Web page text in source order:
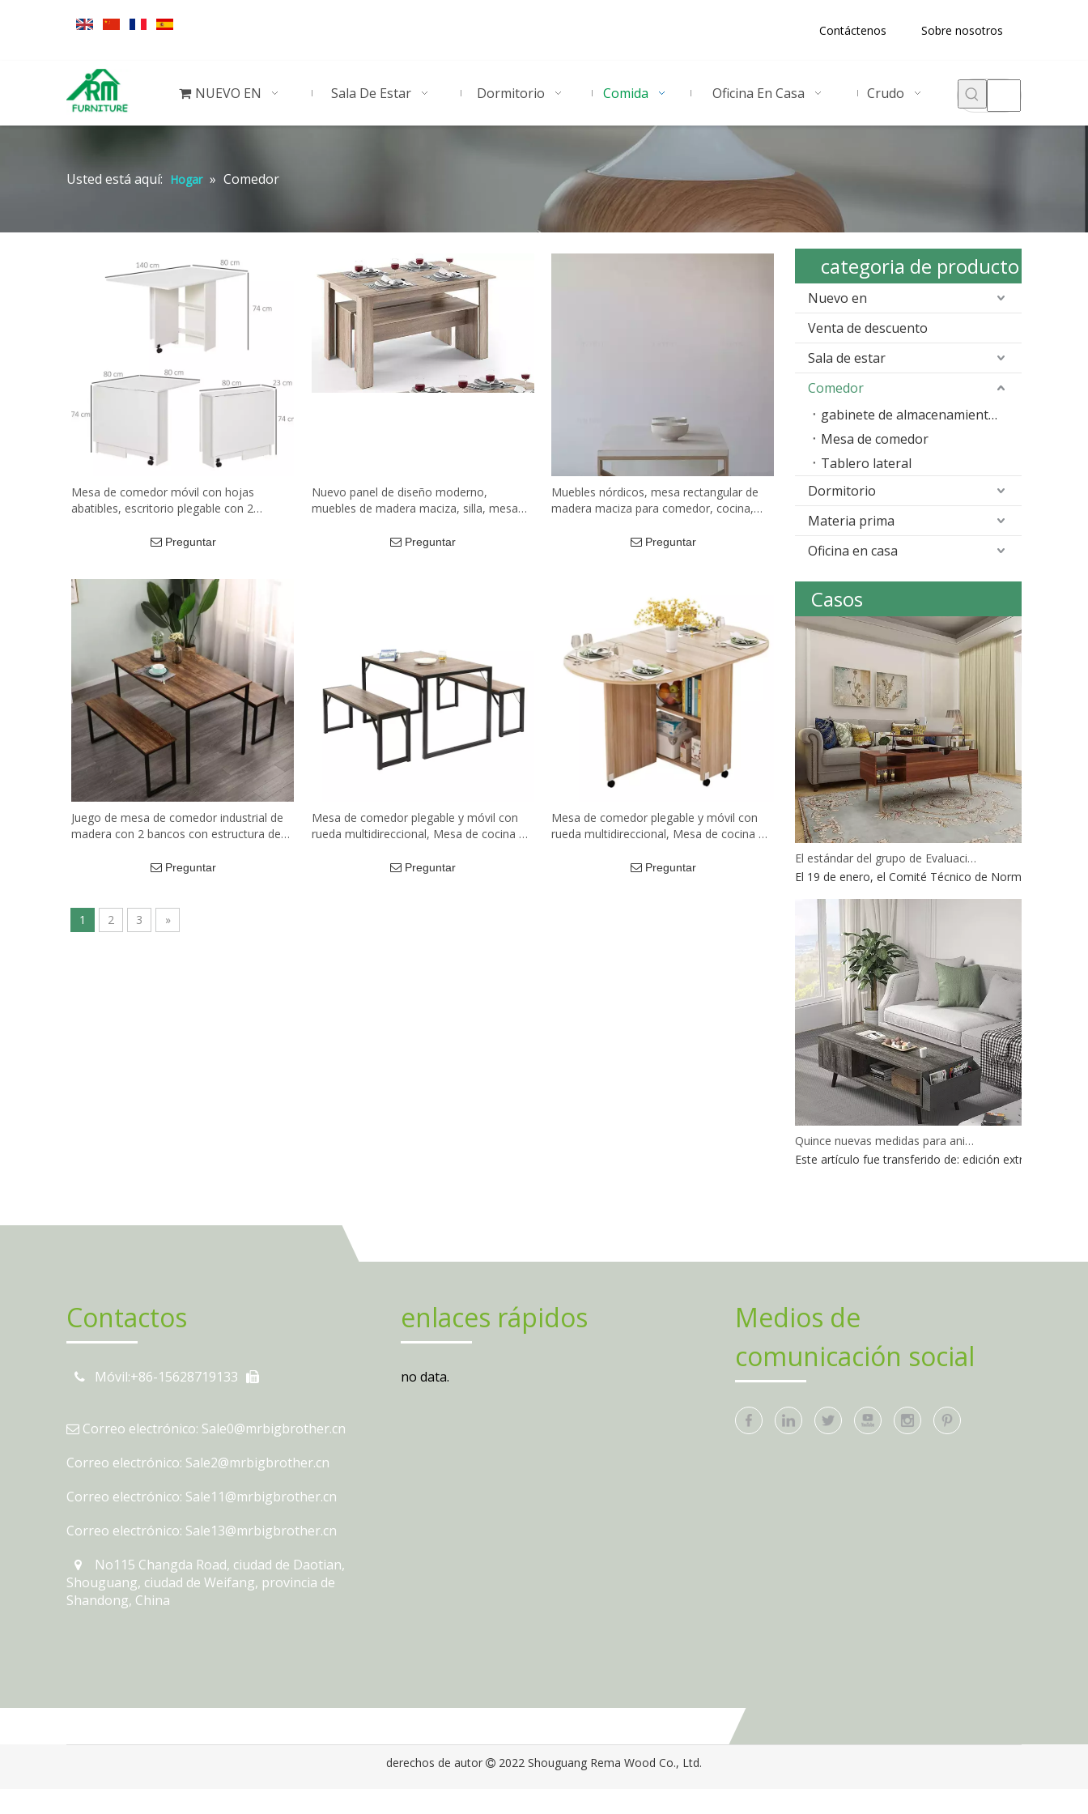
Contáctenos Sobre nosotros
NUEVO EN Sala De Estar Dormitorio Comida Oficina En Casa Crudo
Usted está aquí: Hogar » Comedor
Mesa de comedor móvil con hojas
abatibles, escritorio plegable con 2
Preguntar
Nuevo panel de diseño moderno,
muebles de madera maciza, silla, mesa
madera, conjunto de madera
Preguntar
Muebles nórdicos, mesa rectangular de
madera maciza para comedor, cocina,
Preguntar
Juego de mesa de comedor industrial de
madera con 2 bancos con estructura de
Preguntar
Mesa de comedor plegable y móvil con
rueda multidireccional, Mesa de cocina de
Mesa Centro portátil elevable
Preguntar
Mesa de comedor plegable y móvil con
rueda multidireccional, Mesa de cocina de
Mesa Centro portátil elevable
Preguntar
1 2 3 »
categoria de producto
Nuevo en
Venta de descuento
Sala de estar
Comedor
gabinete de almacenamiento de cocina
Mesa de comedor
Tablero lateral
Dormitorio
Materia prima
Oficina en casa
Casos
El estándar del grupo de Evaluación de la Huella de Carbono y etiquetado de carbono de productos de paneles a base de madera ha superado la revisión del proyecto
El 19 de enero, el Comité Técnico de Normalización
Quince nuevas medidas para animar a las empresas de comercio exterior
Este artículo fue transferido de: edición extranjera del
Contactos
Móvil:+86-15628719133
 Correo electrónico: Sale0@mrbigbrother.cn
Correo electrónico: Sale2@mrbigbrother.cn
Correo electrónico: Sale11@mrbigbrother.cn
Correo electrónico: Sale13@mrbigbrother.cn
No115 Changda Road, ciudad de Daotian,
Shouguang, ciudad de Weifang, provincia de
Shandong, China
enlaces rápidos
no data.
Medios de
comunicación social
derechos de autor  2022 Shouguang Rema Wood Co., Ltd.